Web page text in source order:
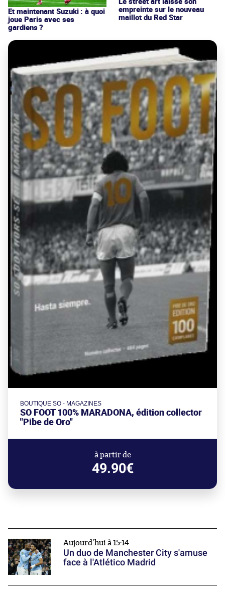
Et maintenant Suzuki : à quoi
joue Paris avec ses
gardiens ?
empreinte sur le nouveau
maillot du Red Star
BOUTIQUE SO - MAGAZINES
SO FOOT 100% MARADONA, édition collector
"Pibe de Oro"
à partir de
49.90€
Aujourd'hui à 15:14
Un duo de Manchester City s'amuse
face à l'Atlético Madrid